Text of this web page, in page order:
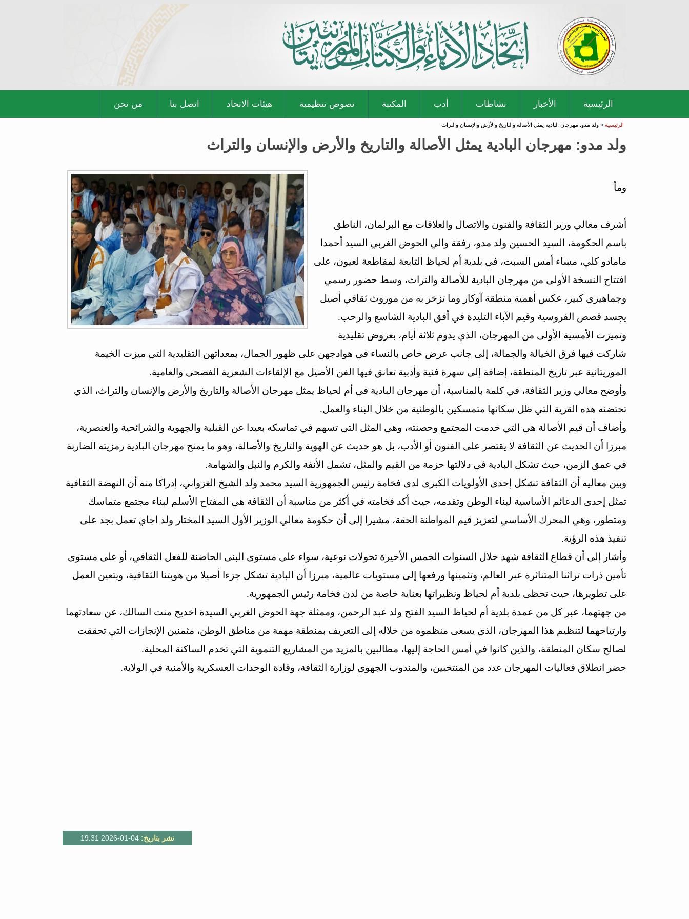
الرئيسية الأخبار نشاطات أدب المكتبة نصوص تنظيمية هيئات الاتحاد اتصل بنا من نحن
أنت هنا
الرئيسية » ولد مدو: مهرجان البادية يمثل الأصالة والتاريخ والأرض والإنسان والتراث
ولد مدو: مهرجان البادية يمثل الأصالة والتاريخ والأرض والإنسان والتراث
ومأ
أشرف معالي وزير الثقافة والفنون والاتصال والعلاقات مع البرلمان، الناطق
باسم الحكومة، السيد الحسين ولد مدو، رفقة والي الحوض الغربي السيد أحمدا
مامادو كلي، مساء أمس السبت، في بلدية أم لحياظ التابعة لمقاطعة لعيون، على
افتتاح النسخة الأولى من مهرجان البادية للأصالة والتراث، وسط حضور رسمي
وجماهيري كبير، عكس أهمية منطقة آوكار وما تزخر به من موروث ثقافي أصيل
يجسد قصص الفروسية وقيم الآباء التليدة في أفق البادية الشاسع والرحب.
وتميزت الأمسية الأولى من المهرجان، الذي يدوم ثلاثة أيام، بعروض تقليدية
شاركت فيها فرق الخيالة والجمالة، إلى جانب عرض خاص بالنساء في هوادجهن على ظهور الجمال، بمعداتهن التقليدية التي ميزت الخيمة
الموريتانية عبر تاريخ المنطقة، إضافة إلى سهرة فنية وأدبية تعانق فيها الفن الأصيل مع الإلقاءات الشعرية الفصحى والعامية.
وأوضح معالي وزير الثقافة، في كلمة بالمناسبة، أن مهرجان البادية في أم لحياظ يمثل مهرجان الأصالة والتاريخ والأرض والإنسان والتراث، الذي
تحتضنه هذه القرية التي ظل سكانها متمسكين بالوطنية من خلال البناء والعمل.
وأضاف أن قيم الأصالة هي التي خدمت المجتمع وحصنته، وهي المثل التي تسهم في تماسكه بعيدا عن القبلية والجهوية والشرائحية والعنصرية،
مبرزا أن الحديث عن الثقافة لا يقتصر على الفنون أو الأدب، بل هو حديث عن الهوية والتاريخ والأصالة، وهو ما يمنح مهرجان البادية رمزيته الضاربة
في عمق الزمن، حيث تشكل البادية في دلالتها حزمة من القيم والمثل، تشمل الأنفة والكرم والنبل والشهامة.
وبين معاليه أن الثقافة تشكل إحدى الأولويات الكبرى لدى فخامة رئيس الجمهورية السيد محمد ولد الشيخ الغزواني، إدراكا منه أن النهضة الثقافية
تمثل إحدى الدعائم الأساسية لبناء الوطن وتقدمه، حيث أكد فخامته في أكثر من مناسبة أن الثقافة هي المفتاح الأسلم لبناء مجتمع متماسك
ومتطور، وهي المحرك الأساسي لتعزيز قيم المواطنة الحقة، مشيرا إلى أن حكومة معالي الوزير الأول السيد المختار ولد اجاي تعمل بجد على
تنفيذ هذه الرؤية.
وأشار إلى أن قطاع الثقافة شهد خلال السنوات الخمس الأخيرة تحولات نوعية، سواء على مستوى البنى الحاضنة للفعل الثقافي، أو على مستوى
تأمين ذرات تراثنا المتناثرة عبر العالم، وتثمينها ورفعها إلى مستويات عالمية، مبرزا أن البادية تشكل جزءا أصيلا من هويتنا الثقافية، ويتعين العمل
على تطويرها، حيث تحظى بلدية أم لحياظ ونظيراتها بعناية خاصة من لدن فخامة رئيس الجمهورية.
من جهتهما، عبر كل من عمدة بلدية أم لحياظ السيد الفتح ولد عبد الرحمن، وممثلة جهة الحوض الغربي السيدة اخديج منت السالك، عن سعادتهما
وارتياحهما لتنظيم هذا المهرجان، الذي يسعى منظموه من خلاله إلى التعريف بمنطقة مهمة من مناطق الوطن، مثمنين الإنجازات التي تحققت
لصالح سكان المنطقة، والذين كانوا في أمس الحاجة إليها، مطالبين بالمزيد من المشاريع التنموية التي تخدم الساكنة المحلية.
حضر انطلاق فعاليات المهرجان عدد من المنتخبين، والمندوب الجهوي لوزارة الثقافة، وقادة الوحدات العسكرية والأمنية في الولاية.
نشر بتاريخ: 04-01-2026 19:31